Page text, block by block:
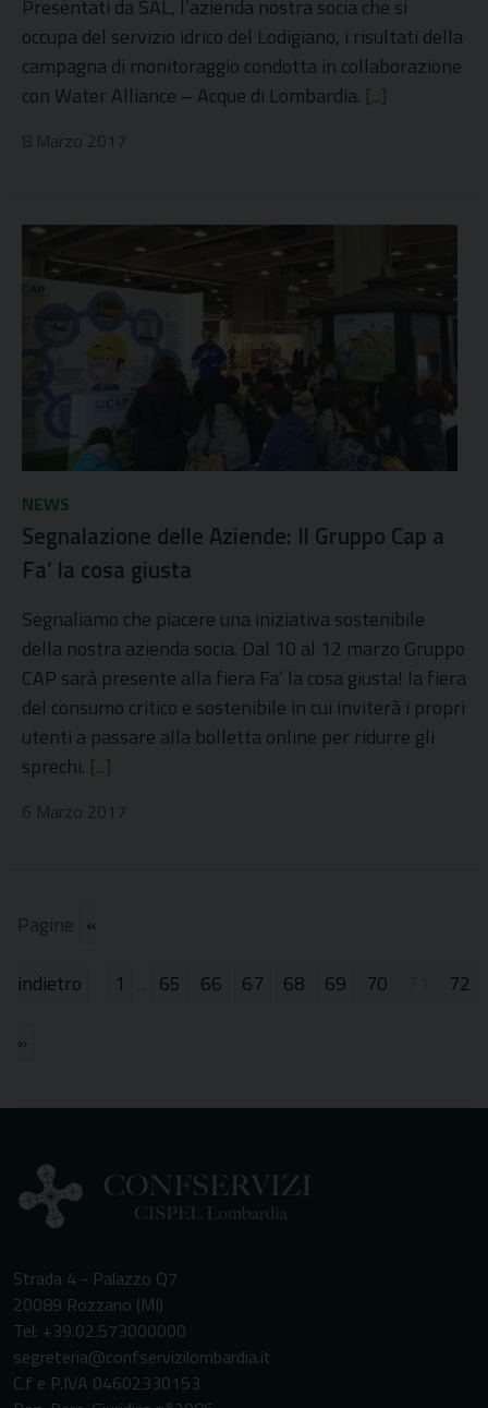
Presentati da SAL, l’azienda nostra socia che si
occupa del servizio idrico del Lodigiano, i risultati della
campagna di monitoraggio condotta in collaborazione
con Water Alliance – Acque di Lombardia. [...]
8 Marzo 2017
NEWS
Segnalazione delle Aziende: Il Gruppo Cap a
Fa’ la cosa giusta
Segnaliamo che piacere una iniziativa sostenibile
della nostra azienda socia. Dal 10 al 12 marzo Gruppo
CAP sarà presente alla fiera Fa’ la cosa giusta! la fiera
del consumo critico e sostenibile in cui inviterà i propri
utenti a passare alla bolletta online per ridurre gli
sprechi. [...]
6 Marzo 2017
Pagine «
1
65 66 67 68 69 70
72
»
Strada 4 - Palazzo Q7
20089 Rozzano (MI)
Tel: +39.02.573000000
segreteria@confservizilombardia.it
C.f e P.IVA 04602330153